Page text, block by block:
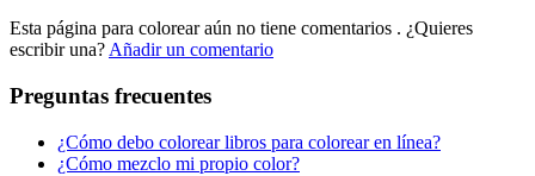
Primavera y pascua
Transporte
Verano y vacaciones
Esta página para colorear aún no tiene comentarios . ¿Quieres
escribir una? Añadir un comentario
Preguntas frecuentes
¿Cómo debo colorear libros para colorear en línea?
¿Cómo mezclo mi propio color?